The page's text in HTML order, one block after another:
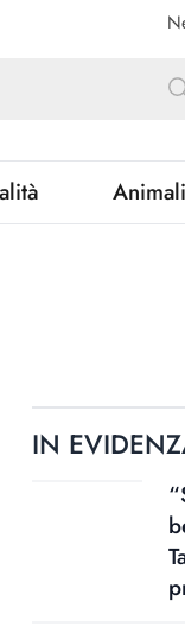
Animali
IN